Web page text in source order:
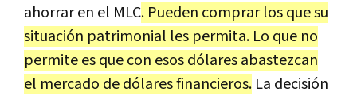
ahorrar en el MLC. Pueden comprar los que su
situación patrimonial les permita. Lo que no
permite es que con esos dólares abastezcan
el mercado de dólares financieros. La decisión